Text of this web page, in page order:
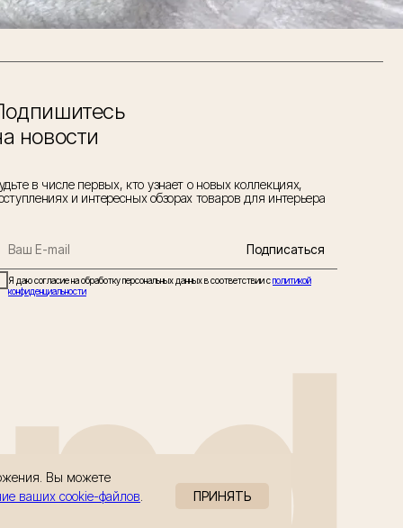
новости
в числе первых, кто узнает о новых коллекциях,
и интересных обзорах товаров для интерьера
Я даю согласие на обработку персональных данных в соответствии сполитикой
конфиденциальности
Подписаться
Вы можете
ваших cookie-файлов
ПРИНЯТЬ